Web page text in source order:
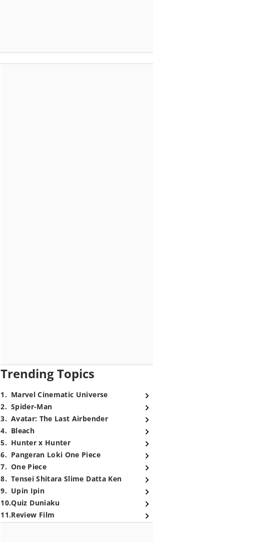
Trending Topics
1. Marvel Cinematic Universe
2. Spider-Man
3. Avatar: The Last Airbender
4. Bleach
5. Hunter x Hunter
6. Pangeran Loki One Piece
7. One Piece
8. Tensei Shitara Slime Datta Ken
9. Upin Ipin
10.Quiz Duniaku
11.Review Film